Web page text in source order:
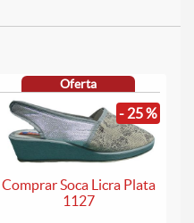
Oferta
- 25 %
Comprar Soca Licra Plata
1127